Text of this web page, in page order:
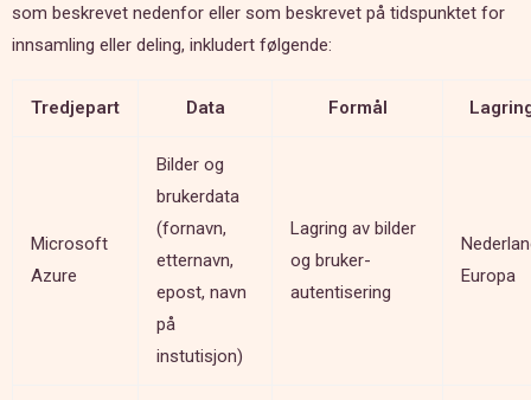
som beskrevet nedenfor eller som beskrevet på tidspunktet for
innsamling eller deling, inkludert følgende:
Tredjepart Data Formål
Microsoft
Azure
Bilder og
brukerdata
(fornavn,
etternavn,
epost, navn
på
instutisjon)
Lagring av bilder
og bruker-
autentisering
Europa